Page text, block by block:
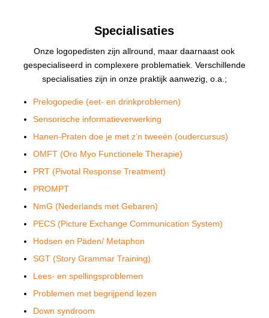
Specialisaties
Onze logopedisten zijn allround, maar daarnaast ook
gespecialiseerd in complexere problematiek. Verschillende
specialisaties zijn in onze praktijk aanwezig, o.a.;
Prelogopedie (eet- en drinkproblemen)
Sensorische informatieverwerking
Hanen-Praten doe je met z’n tweeën (oudercursus)
OMFT (Oro Myo Functionele Therapie)
PRT (Pivotal Response Treatment)
PROMPT
NmG (Nederlands met Gebaren)
PECS (Picture Exchange Communication System)
Hodsen en Päden/ Metaphon
SGT (Story Grammar Training)
Lees- en spellingsproblemen
Problemen met begrijpend lezen
Down syndroom